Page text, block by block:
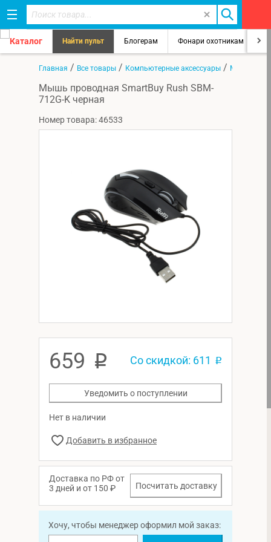
Каталог Найти пульт Блогерам Фонари охотникам
Главная / Все товары / Компьютерные аксессуары / Мыши
Мышь проводная SmartBuy Rush SBM-
712G-K черная
Номер товара: 46533
659 p Со скидкой: 611 p
Уведомить о поступлении
Нет в наличии
Доставка по РФ от
3 дней и от 150 ₽
Посчитать доставку
Хочу, чтобы менеджер оформил мой заказ: